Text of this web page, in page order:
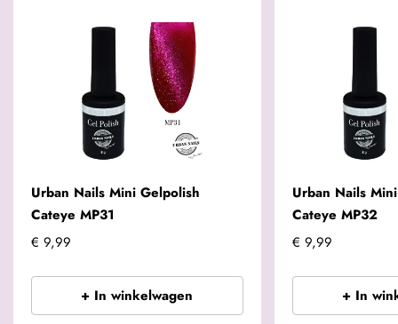
Urban Nails Mini Gelpolish
Cateye MP31
€ 9,99
+ In winkelwagen
Urban Nails
Cateye MP32
€ 9,99
+ In